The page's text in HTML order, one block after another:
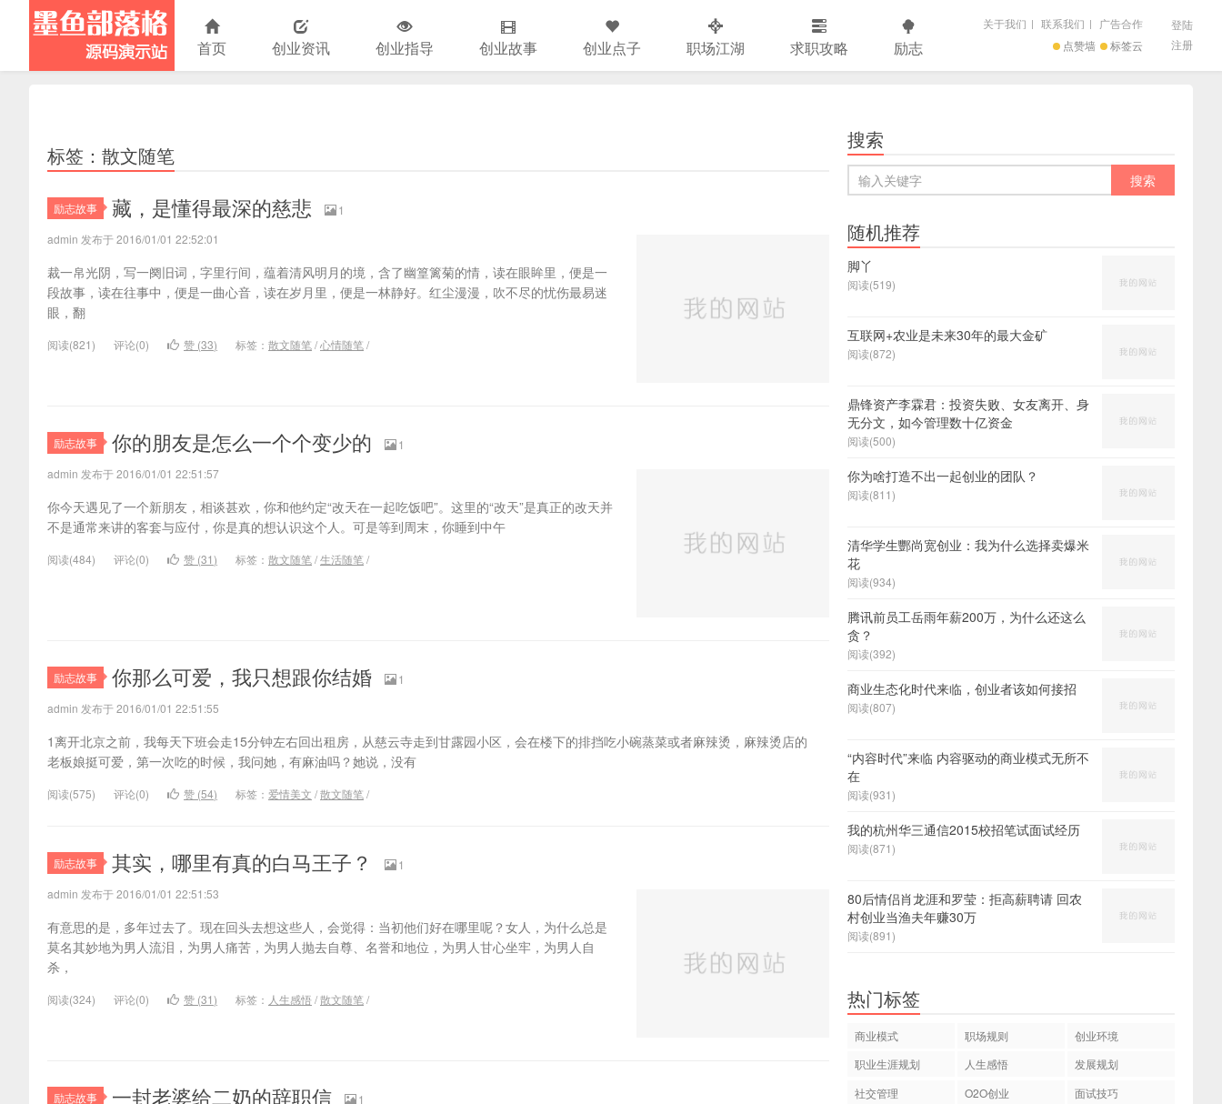
演示站
首页 创业资讯 创业指导 创业故事 创业点子 职场江湖 求职攻略 励志 点赞墙 标签云
关于我们 | 联系我们 | 广告合作
登陆
注册
标签：散文随笔
励志故事 藏，是懂得最深的慈悲
1
admin 发布于 2016/01/01 22:52:01
裁一帛光阴，写一阕旧词，字里行间，蕴着清风明月的境，含了幽篁篱菊的情，读在眼眸里，便是一
段故事，读在往事中，便是一曲心音，读在岁月里，便是一林静好。红尘漫漫，吹不尽的忧伤最易迷
眼，翻
阅读(821) 评论(0) 赞 (33) 标签： 散文随笔 /心情随笔 /
励志故事 你的朋友是怎么一个个变少的
1
admin 发布于 2016/01/01 22:51:57
你今天遇见了一个新朋友，相谈甚欢，你和他约定“改天在一起吃饭吧”。这里的“改天”是真正的改天并
不是通常来讲的客套与应付，你是真的想认识这个人。可是等到周末，你睡到中午
阅读(484) 评论(0) 赞 (31) 标签： 散文随笔 /生活随笔 /
励志故事 你那么可爱，我只想跟你结婚
1
admin 发布于 2016/01/01 22:51:55
1离开北京之前，我每天下班会走15分钟左右回出租房，从慈云寺走到甘露园小区，会在楼下的排挡吃小碗蒸菜或者麻辣烫，麻辣烫店的
老板娘挺可爱，第一次吃的时候，我问她，有麻油吗？她说，没有
阅读(575) 评论(0) 赞 (54) 标签： 爱情美文 /散文随笔 /
励志故事 其实，哪里有真的白马王子？
1
admin 发布于 2016/01/01 22:51:53
有意思的是，多年过去了。现在回头去想这些人，会觉得：当初他们好在哪里呢？女人，为什么总是
莫名其妙地为男人流泪，为男人痛苦，为男人抛去自尊、名誉和地位，为男人甘心坐牢，为男人自
杀，
阅读(324) 评论(0) 赞 (31) 标签： 人生感悟 /散文随笔 /
励志故事 一封老婆给二奶的辞职信
1
搜索
随机推荐
脚丫
阅读(519)
互联网+农业是未来30年的最大金矿
阅读(872)
鼎锋资产李霖君：投资失败、女友离开、身
无分文，如今管理数十亿资金
阅读(500)
你为啥打造不出一起创业的团队？
阅读(811)
清华学生酆尚宽创业：我为什么选择卖爆米
花
阅读(934)
腾讯前员工岳雨年薪200万，为什么还这么
贪？
阅读(392)
商业生态化时代来临，创业者该如何接招
阅读(807)
“内容时代”来临 内容驱动的商业模式无所不
在
阅读(931)
我的杭州华三通信2015校招笔试面试经历
阅读(871)
80后情侣肖龙涯和罗莹：拒高薪聘请 回农
村创业当渔夫年赚30万
阅读(891)
热门标签
商业模式 职场规则
创业环境
职业生涯规划
人生感悟
发展规划
社交管理
O2O创业
面试技巧